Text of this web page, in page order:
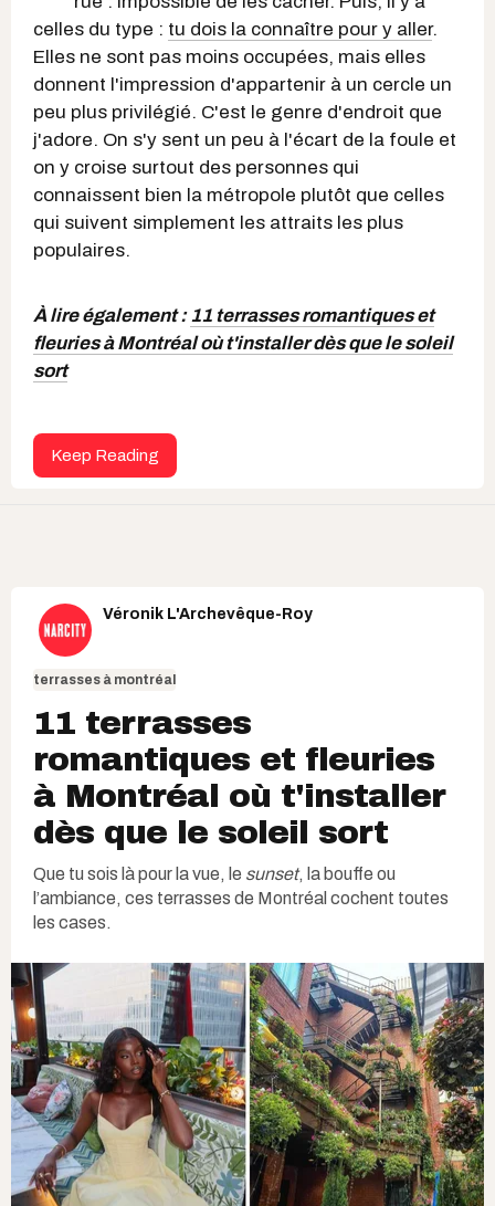
celles du type : tu dois la connaître pour y aller.
Elles ne sont pas moins occupées, mais elles
donnent l'impression d'appartenir à un cercle un
peu plus privilégié. C'est le genre d'endroit que
j'adore. On s'y sent un peu à l'écart de la foule et
on y croise surtout des personnes qui
connaissent bien la métropole plutôt que celles
qui suivent simplement les attraits les plus
populaires.
À lire également : 11 terrasses romantiques et
fleuries à Montréal où t'installer dès que le soleil
sort
Keep Reading
Véronik L'Archevêque-Roy
terrasses à montréal
11 terrasses
romantiques et fleuries
à Montréal où t'installer
dès que le soleil sort
Que tu sois là pour la vue, le sunset, la bouffe ou
l’ambiance, ces terrasses de Montréal cochent toutes
les cases.